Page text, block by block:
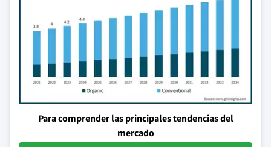
Para comprender las principales tendencias del
mercado